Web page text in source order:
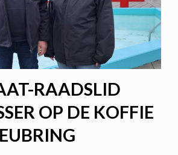
RAADSLID
OP DE KOFFIE